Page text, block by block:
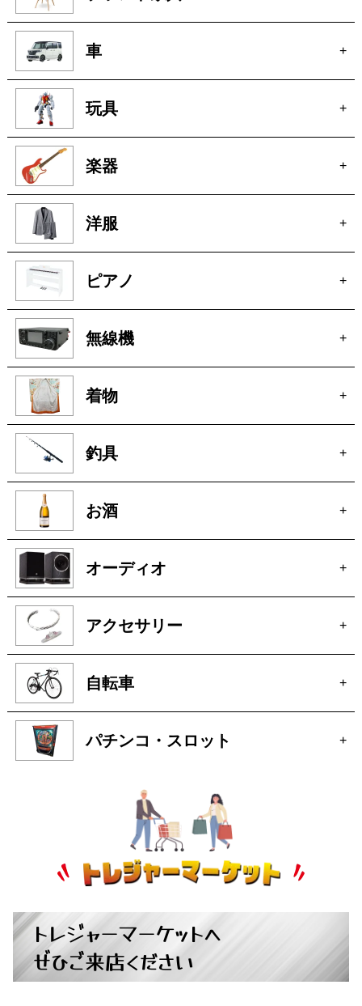
車 +
玩具 +
楽器 +
洋服 +
ピアノ +
無線機 +
着物 +
釣具 +
お酒 +
オーディオ +
アクセサリー +
自転車 +
パチンコ・スロット +
トレジャーマーケットへ
ぜひご来店ください